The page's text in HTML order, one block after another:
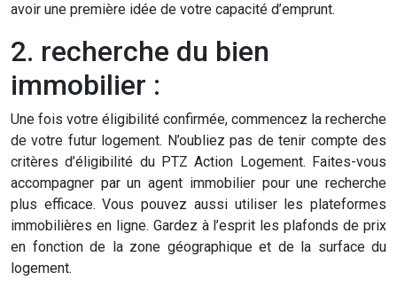
avoir une première idée de votre capacité d’emprunt.
2. recherche du bien
immobilier :
Une fois votre éligibilité confirmée, commencez la recherche
de votre futur logement. N’oubliez pas de tenir compte des
critères d’éligibilité du PTZ Action Logement. Faites-vous
accompagner par un agent immobilier pour une recherche
plus efficace. Vous pouvez aussi utiliser les plateformes
immobilières en ligne. Gardez à l’esprit les plafonds de prix
en fonction de la zone géographique et de la surface du
logement.